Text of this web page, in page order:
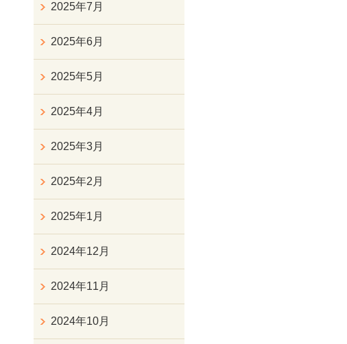
2025年7月
2025年6月
2025年5月
2025年4月
2025年3月
2025年2月
2025年1月
2024年12月
2024年11月
2024年10月